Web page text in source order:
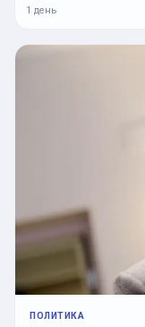
1 день
ПОЛИТИКА